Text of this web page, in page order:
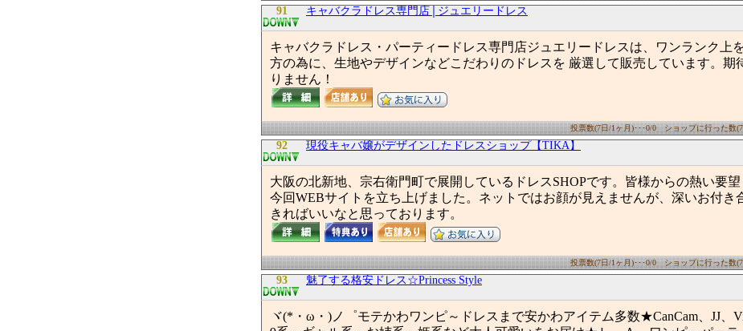
91 キャバクラドレス専門店│ジュエリードレス
キャバクラドレス・パーティードレス専門店ジュエリードレスは、ワンランク上
方の為に、生地やデザインなどこだわりのドレスを 厳選して販売しています。期
りません！
投票数(7日/1ヶ月)･･･0/0 ショップに行った数
92 現役キャバ嬢がデザインしたドレスショップ【TIKA】
大阪の北新地、宗右衛門町で展開しているドレスSHOPです。皆様からの熱い要望
今回WEBサイトを立ち上げました。ネットではお顔が見えませんが、深いお付き
きればいいなと思っております。
投票数(7日/1ヶ月)･･･0/0 ショップに行った数
93 魅了する格安ドレス☆Princess Style
ヾ(*・ω・)ノ゜モテかわワンピ～ドレスまで安かわアイテム多数★CanCam、JJ、